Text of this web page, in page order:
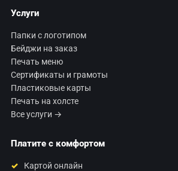
Услуги
Папки с логотипом
Бейджи на заказ
Печать меню
Сертификаты и грамоты
Пластиковые карты
Печать на холсте
Все услуги →
Платите с комфортом
Картой онлайн